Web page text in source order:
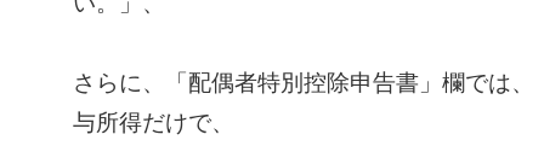
さらに、「配偶者特別控除申告書」欄では、
与所得だけで、